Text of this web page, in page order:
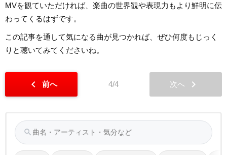
MVを観ていただければ、楽曲の世界観や表現力もより鮮明に伝
わってくるはずです。
この記事を通して気になる曲が見つかれば、ぜひ何度もじっく
りと聴いてみてくださいね。
chevron_left 前へ 4/4 次へ chevron_right
search